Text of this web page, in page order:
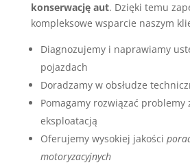
konserwację aut. Dzięki temu
kompleksowe wsparcie naszym
Diagnozujemy i naprawiamy
pojazdach
Doradzamy w obsłudze
Pomagamy rozwiązać problemy
eksploatacją
Oferujemy wysokiej jakości
motoryzacyjnych